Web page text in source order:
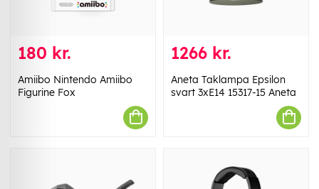
180 kr.
Amiibo Nintendo Amiibo
Figurine Fox
1266 kr.
Aneta Taklampa Epsilon
svart 3xE14 15317-15 Aneta